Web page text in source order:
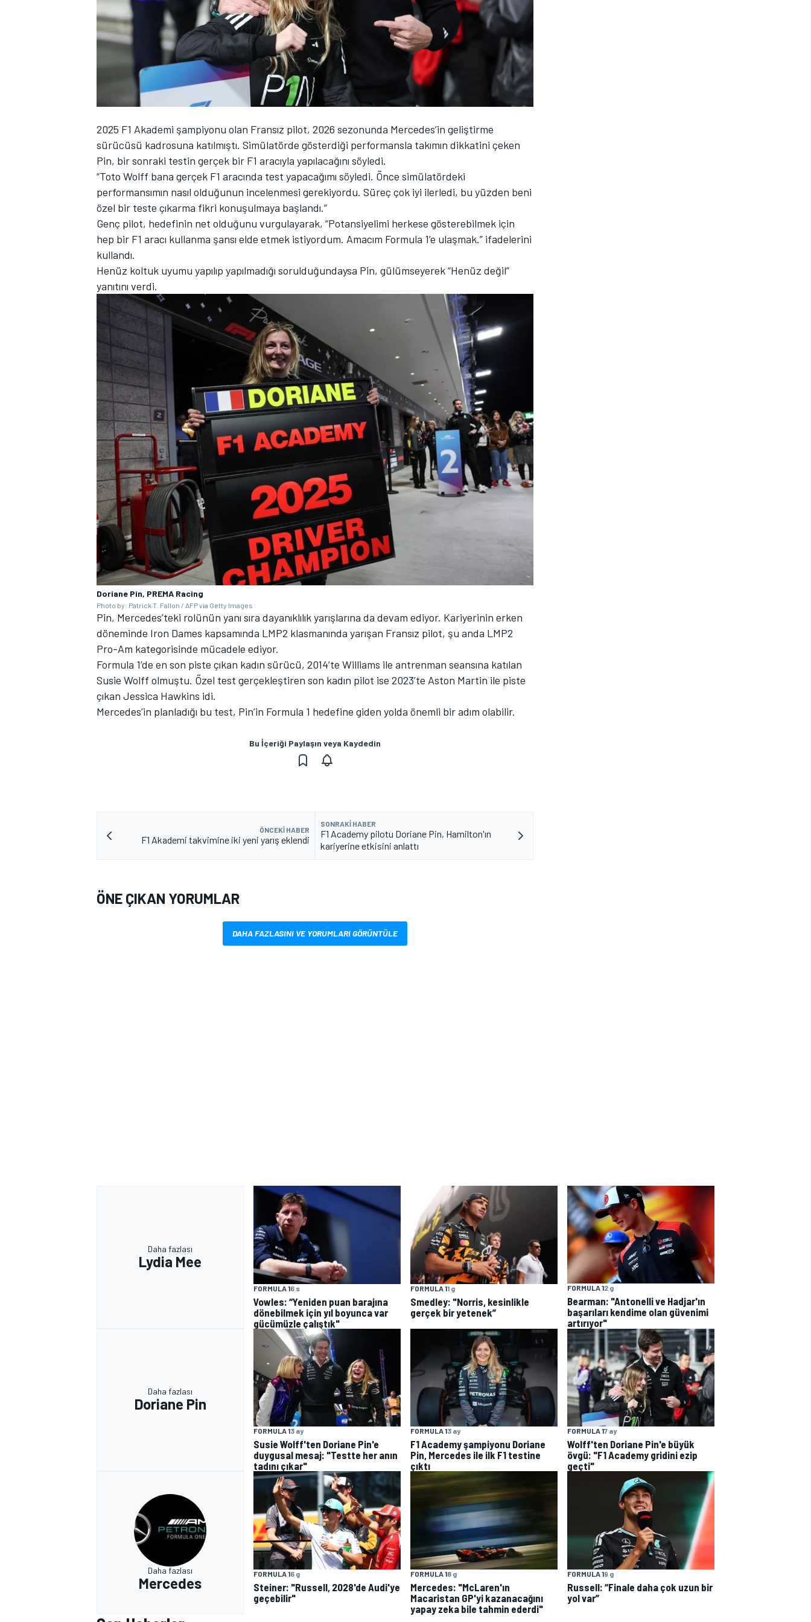
WRC
TÜRK SPORCULAR
2025 F1 Akademi şampiyonu olan Fransız pilot, 2026 sezonunda Mercedes’in geliştirme
sürücüsü kadrosuna katılmıştı. Simülatörde gösterdiği performansla takımın dikkatini çeken
Pin, bir sonraki testin gerçek bir F1 aracıyla yapılacağını söyledi.
“Toto Wolff bana gerçek F1 aracında test yapacağımı söyledi. Önce simülatördeki
performansımın nasıl olduğunun incelenmesi gerekiyordu. Süreç çok iyi ilerledi, bu yüzden beni
özel bir teste çıkarma fikri konuşulmaya başlandı.”
Genç pilot, hedefinin net olduğunu vurgulayarak, “Potansiyelimi herkese gösterebilmek için
hep bir F1 aracı kullanma şansı elde etmek istiyordum. Amacım Formula 1’e ulaşmak.” ifadelerini
kullandı.
Henüz koltuk uyumu yapılıp yapılmadığı sorulduğundaysa Pin, gülümseyerek “Henüz değil”
yanıtını verdi.
Doriane Pin, PREMA Racing
Photo by: Patrick T. Fallon / AFP via Getty Images
Pin, Mercedes’teki rolünün yanı sıra dayanıklılık yarışlarına da devam ediyor. Kariyerinin erken
döneminde Iron Dames kapsamında LMP2 klasmanında yarışan Fransız pilot, şu anda LMP2
Pro-Am kategorisinde mücadele ediyor.
Formula 1’de en son piste çıkan kadın sürücü, 2014’te Williams ile antrenman seansına katılan
Susie Wolff olmuştu. Özel test gerçekleştiren son kadın pilot ise 2023’te Aston Martin ile piste
çıkan Jessica Hawkins idi.
Mercedes’in planladığı bu test, Pin’in Formula 1 hedefine giden yolda önemli bir adım olabilir.
Bu İçeriği Paylaşın veya Kaydedin
ÖNCEKI HABER
F1 Akademi takvimine iki yeni yarış eklendi
SONRAKI HABER
F1 Academy pilotu Doriane Pin, Hamilton'ın
kariyerine etkisini anlattı
ÖNE ÇIKAN YORUMLAR
DAHA FAZLASINI VE YORUMLARI GÖRÜNTÜLE
Daha fazlası
Lydia Mee
FORMULA 16 s
Vowles: “Yeniden puan barajına
dönebilmek için yıl boyunca var
gücümüzle çalıştık"
FORMULA 11 g
Smedley: "Norris, kesinlikle
gerçek bir yetenek”
FORMULA 12 g
Bearman: "Antonelli ve Hadjar'ın
başarıları kendime olan güvenimi
artırıyor"
Daha fazlası
Doriane Pin
FORMULA 13 ay
Susie Wolff'ten Doriane Pin'e
duygusal mesaj: "Testte her anın
tadını çıkar"
FORMULA 13 ay
F1 Academy şampiyonu Doriane
Pin, Mercedes ile ilk F1 testine
çıktı
FORMULA 17 ay
Wolff'ten Doriane Pin'e büyük
övgü: "F1 Academy gridini ezip
geçti"
Daha fazlası
Mercedes
FORMULA 16 g
Steiner: "Russell, 2028'de Audi'ye
geçebilir"
FORMULA 18 g
Mercedes: "McLaren'ın
Macaristan GP'yi kazanacağını
yapay zeka bile tahmin ederdi"
FORMULA 19 g
Russell: “Finale daha çok uzun bir
yol var”